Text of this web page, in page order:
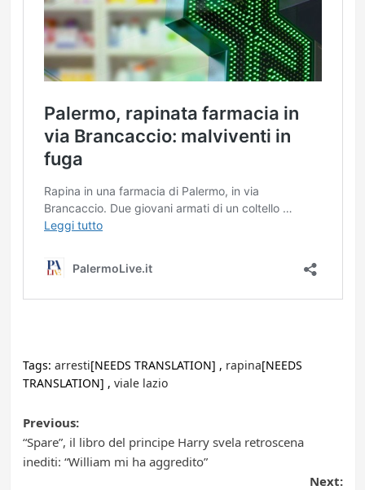
Tags: arresti[NEEDS TRANSLATION] , rapina[NEEDS
TRANSLATION] , viale lazio
Post
navigation
Previous:
“Spare”, il libro del principe Harry svela retroscena
inediti: “William mi ha aggredito”
Next: